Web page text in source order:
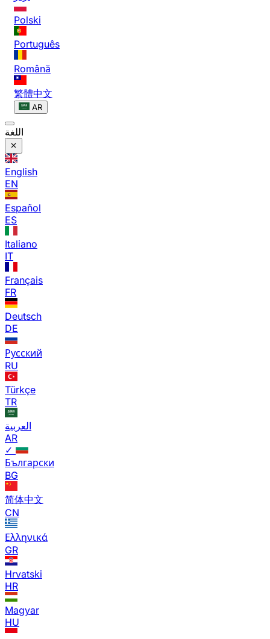
Polski
Português
Română
繁體中文
AR
اللغة
English
EN
Español
ES
Italiano
IT
Français
FR
Deutsch
DE
Русский
RU
Türkçe
TR
العربية
AR
✓
Български
BG
简体中文
CN
Ελληνικά
GR
Hrvatski
HR
Magyar
HU